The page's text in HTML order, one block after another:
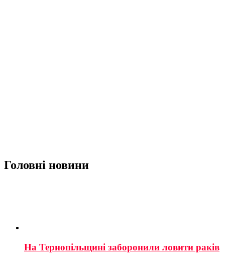
Головні новини
На Тернопільщині заборонили ловити раків